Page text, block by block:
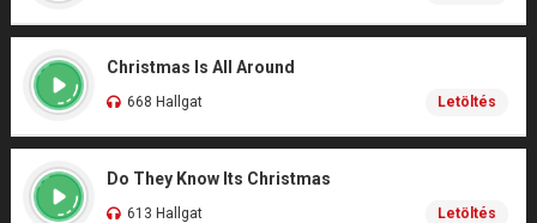
Christmas Is All Around
668 Hallgat Letöltés
Do They Know Its Christmas
613 Hallgat Letöltés